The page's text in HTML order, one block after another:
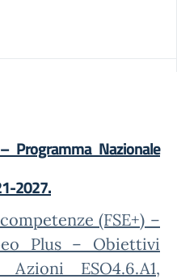
Programma Nazionale
2027.
(FSE+) –
Plus – Obiettivi
ESO4.6.A1,